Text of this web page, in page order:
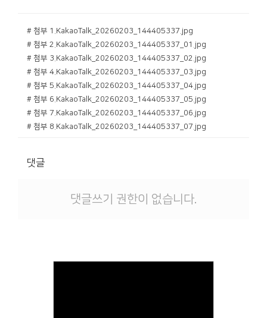
# 첨부 1.KakaoTalk_20260203_144405337.jpg
# 첨부 2.KakaoTalk_20260203_144405337_01.jpg
# 첨부 3.KakaoTalk_20260203_144405337_02.jpg
# 첨부 4.KakaoTalk_20260203_144405337_03.jpg
# 첨부 5.KakaoTalk_20260203_144405337_04.jpg
# 첨부 6.KakaoTalk_20260203_144405337_05.jpg
# 첨부 7.KakaoTalk_20260203_144405337_06.jpg
# 첨부 8.KakaoTalk_20260203_144405337_07.jpg
댓글
댓글쓰기 권한이 없습니다.